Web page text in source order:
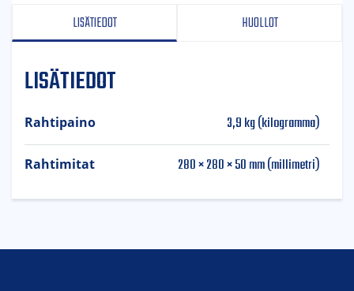
LISÄTIEDOT HUOLLOT
LISÄTIEDOT
Rahtipaino 3,9 kg (kilogramma)
Rahtimitat 280 × 280 × 50 mm (millimetri)